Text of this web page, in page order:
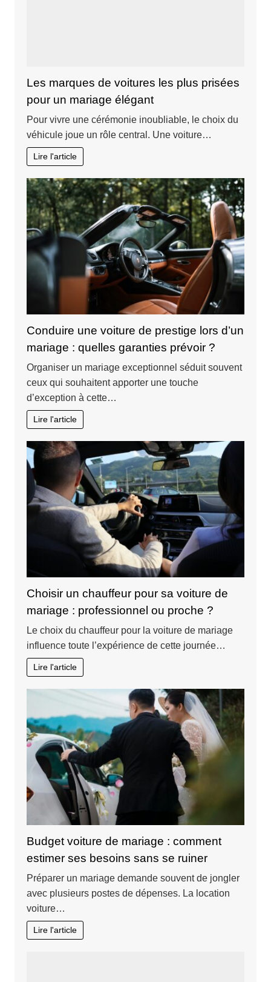
Les marques de voitures les plus prisées
pour un mariage élégant
Pour vivre une cérémonie inoubliable, le choix du
véhicule joue un rôle central. Une voiture…
Lire l'article
Conduire une voiture de prestige lors d’un
mariage : quelles garanties prévoir ?
Organiser un mariage exceptionnel séduit souvent
ceux qui souhaitent apporter une touche
d’exception à cette…
Lire l'article
Choisir un chauffeur pour sa voiture de
mariage : professionnel ou proche ?
Le choix du chauffeur pour la voiture de mariage
influence toute l’expérience de cette journée…
Lire l'article
Budget voiture de mariage : comment
estimer ses besoins sans se ruiner
Préparer un mariage demande souvent de jongler
avec plusieurs postes de dépenses. La location
voiture…
Lire l'article